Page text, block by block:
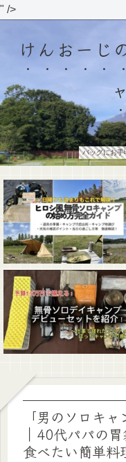
" />
けんおーじ
バッグにお手
「男のソロキ
｜40代パパの
食べたい簡単料